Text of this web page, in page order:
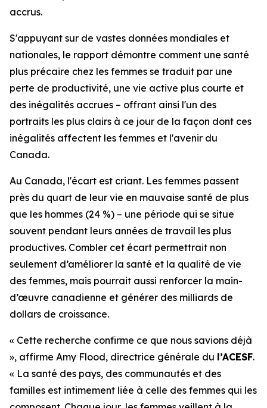
accrus.
S'appuyant sur de vastes données mondiales et
nationales, le rapport démontre comment une santé
plus précaire chez les femmes se traduit par une
perte de productivité, une vie active plus courte et
des inégalités accrues – offrant ainsi l'un des
portraits les plus clairs à ce jour de la façon dont ces
inégalités affectent les femmes et l'avenir du
Canada.
Au Canada, l'écart est criant. Les femmes passent
près du quart de leur vie en mauvaise santé de plus
que les hommes (24 %) – une période qui se situe
souvent pendant leurs années de travail les plus
productives. Combler cet écart permettrait non
seulement d’améliorer la santé et la qualité de vie
des femmes, mais pourrait aussi renforcer la main-
d’œuvre canadienne et générer des milliards de
dollars de croissance.
« Cette recherche confirme ce que nous savions déjà
», affirme Amy Flood, directrice générale du l’ACESF.
« La santé des pays, des communautés et des
familles est intimement liée à celle des femmes qui les